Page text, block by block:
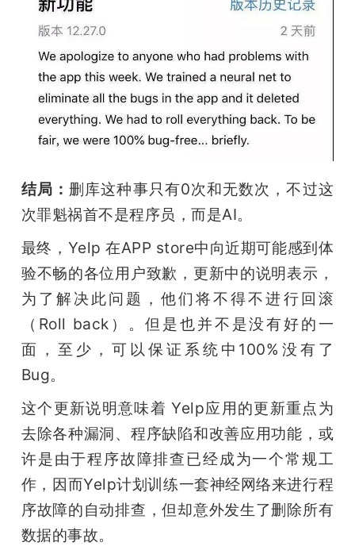
专
题
爱
机
结局：删库这种事只有0次和无数次，不过这
次罪魁祸首不是程序员，而是AI。
最终，Yelp 在APP store中向近期可能感到体
验不畅的各位用户致歉，更新中的说明表示，
为了解决此问题，他们将不得不进行回滚
（Roll back）。但是也并不是没有好的一
面，至少，可以保证系统中100%没有了
Bug。
这个更新说明意味着 Yelp应用的更新重点为
去除各种漏洞、程序缺陷和改善应用功能，或
许是由于程序故障排查已经成为一个常规工
作，因而Yelp计划训练一套神经网络来进行程
序故障的自动排查，但却意外发生了删除所有
数据的事故。